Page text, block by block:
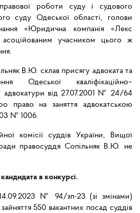
роботи суду і судового
суду Одеської області, голови
«Юридична компанія «Лекс
учасником цього ж
В.Ю. склав присягу адвоката та
Одеської кваліфікаційно–
адвокатури від 27.07.2001 № 24/64
право на заняття адвокатською
№ 1006.
комісії суддів України, Вищої
правосуддя Сопільняк В.Ю. не
в конкурсі.
14.09.2023 № 94/зп-23 (зі змінами)
550 вакантних посад суддів